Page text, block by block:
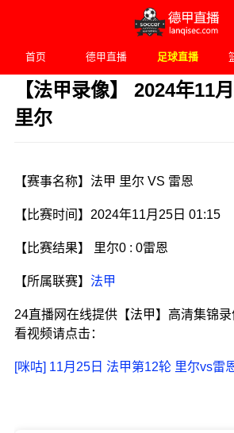
首页 德甲直播 足球直播
【法甲录像】 2024年11
里尔
【赛事名称】法甲 里尔 VS 雷恩
【比赛时间】2024年11月25日 01:15
【比赛结果】 里尔0 : 0雷恩
【所属联赛】 法甲
24直播网在线提供【法甲】高清集锦
看视频请点击：
[咪咕] 11月25日 法甲第12轮 里尔vs雷